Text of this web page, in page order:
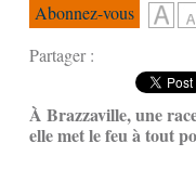
Abonnez-vous
Partager :
À Brazzaville, une
elle met le feu à tout